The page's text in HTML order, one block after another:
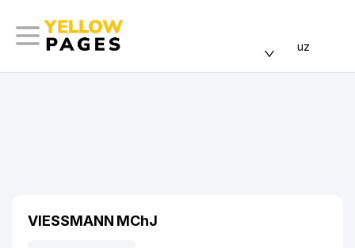
uz
VIESSMANN MChJ